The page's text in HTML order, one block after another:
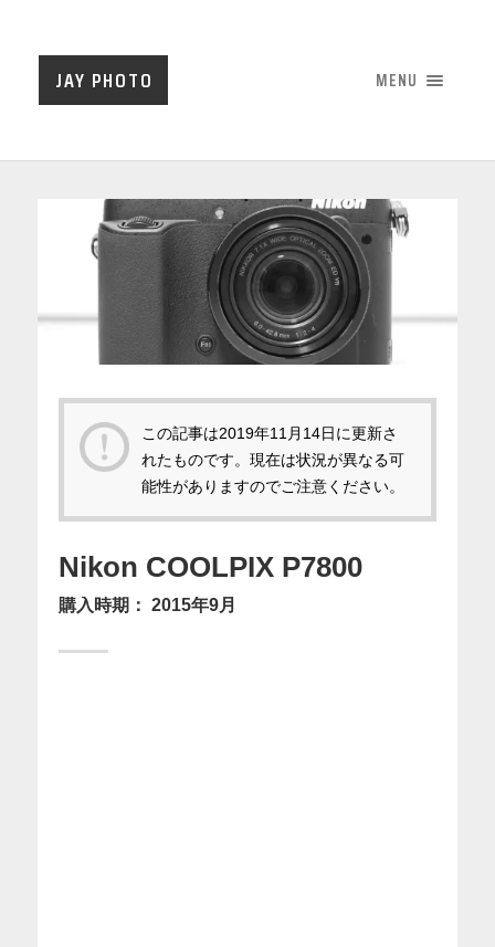
JAY PHOTO MENU
この記事は2019年11月14日に更新さ
れたものです。現在は状況が異なる可
能性がありますのでご注意ください。
Nikon COOLPIX P7800
購入時期： 2015年9月